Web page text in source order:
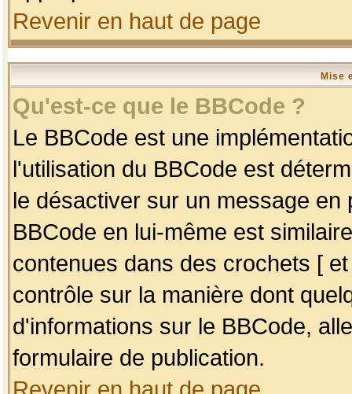
Revenir en haut de page
Mise
Qu'est-ce que le BBCode ?
Le BBCode est une
l'utilisation du BBCode est
le désactiver sur un message
BBCode en lui-même est
contenues dans des crochets [
contrôle sur la manière dont
d'informations sur le BBCode,
formulaire de publication.